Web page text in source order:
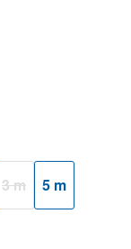
3 m(Diese Option ist
5 m